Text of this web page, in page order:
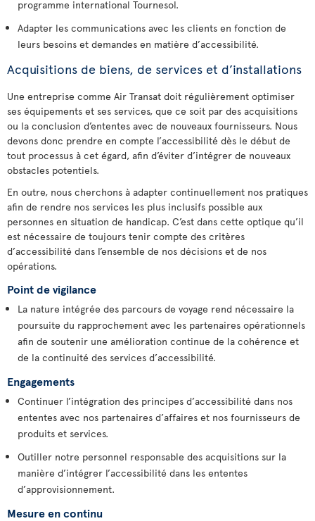
programme international Tournesol.
Adapter les communications avec les clients en fonction de
leurs besoins et demandes en matière d’accessibilité.
Acquisitions de biens, de services et d’installations
Une entreprise comme Air Transat doit régulièrement optimiser
ses équipements et ses services, que ce soit par des acquisitions
ou la conclusion d’ententes avec de nouveaux fournisseurs. Nous
devons donc prendre en compte l’accessibilité dès le début de
tout processus à cet égard, afin d’éviter d’intégrer de nouveaux
obstacles potentiels.
En outre, nous cherchons à adapter continuellement nos pratiques
afin de rendre nos services les plus inclusifs possible aux
personnes en situation de handicap. C’est dans cette optique qu’il
est nécessaire de toujours tenir compte des critères
d’accessibilité dans l’ensemble de nos décisions et de nos
opérations.
Point de vigilance
La nature intégrée des parcours de voyage rend nécessaire la
poursuite du rapprochement avec les partenaires opérationnels
afin de soutenir une amélioration continue de la cohérence et
de la continuité des services d’accessibilité.
Engagements
Continuer l’intégration des principes d’accessibilité dans nos
ententes avec nos partenaires d’affaires et nos fournisseurs de
produits et services.
Outiller notre personnel responsable des acquisitions sur la
manière d’intégrer l’accessibilité dans les ententes
d’approvisionnement.
Mesure en continu